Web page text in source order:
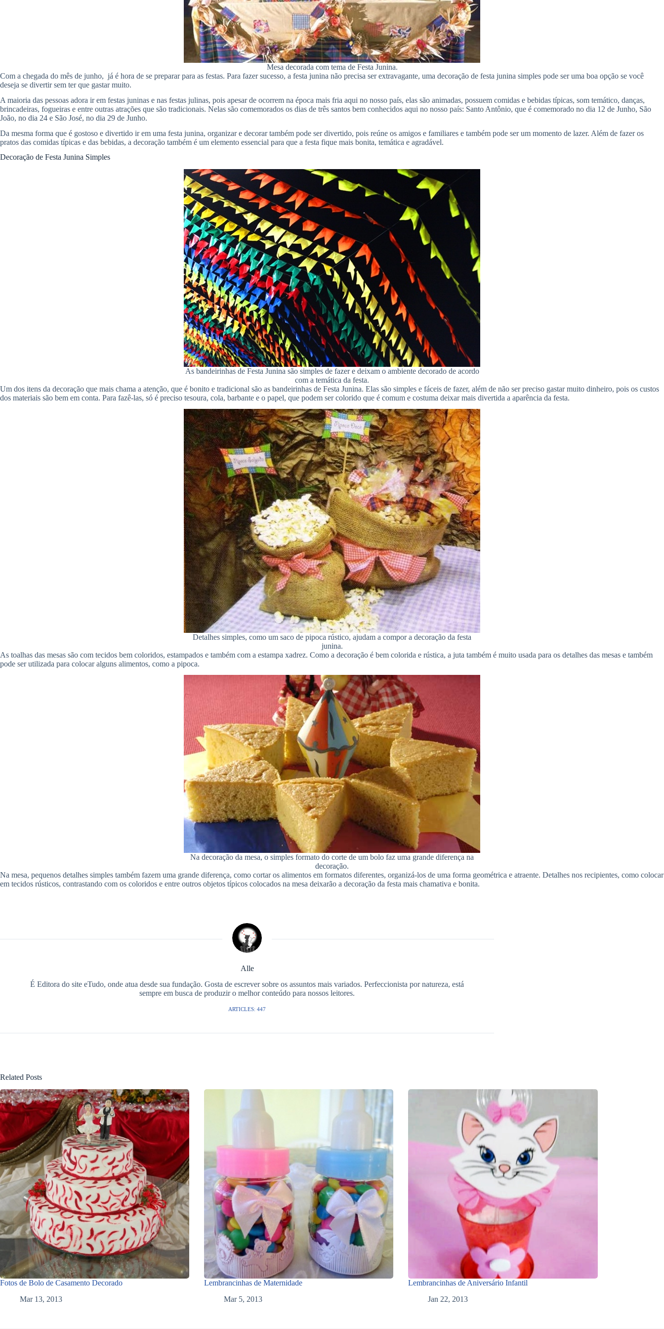
Mesa decorada com tema de Festa Junina.
Com a chegada do mês de junho, já é hora de se preparar para as festas. Para fazer sucesso, a festa junina não precisa ser extravagante, uma decoração de festa junina simples pode ser uma boa opção se você
deseja se divertir sem ter que gastar muito.
A maioria das pessoas adora ir em festas juninas e nas festas julinas, pois apesar de ocorrem na época mais fria aqui no nosso país, elas são animadas, possuem comidas e bebidas típicas, som temático, danças,
brincadeiras, fogueiras e entre outras atrações que são tradicionais. Nelas são comemorados os dias de três santos bem conhecidos aqui no nosso país: Santo Antônio, que é comemorado no dia 12 de Junho, São
João, no dia 24 e São José, no dia 29 de Junho.
Da mesma forma que é gostoso e divertido ir em uma festa junina, organizar e decorar também pode ser divertido, pois reúne os amigos e familiares e também pode ser um momento de lazer. Além de fazer os
pratos das comidas típicas e das bebidas, a decoração também é um elemento essencial para que a festa fique mais bonita, temática e agradável.
Decoração de Festa Junina Simples
As bandeirinhas de Festa Junina são simples de fazer e deixam o ambiente decorado de acordo
com a temática da festa.
Um dos itens da decoração que mais chama a atenção, que é bonito e tradicional são as bandeirinhas de Festa Junina. Elas são simples e fáceis de fazer, além de não ser preciso gastar muito dinheiro, pois os custos
dos materiais são bem em conta. Para fazê-las, só é preciso tesoura, cola, barbante e o papel, que podem ser colorido que é comum e costuma deixar mais divertida a aparência da festa.
Detalhes simples, como um saco de pipoca rústico, ajudam a compor a decoração da festa
junina.
As toalhas das mesas são com tecidos bem coloridos, estampados e também com a estampa xadrez. Como a decoração é bem colorida e rústica, a juta também é muito usada para os detalhes das mesas e também
pode ser utilizada para colocar alguns alimentos, como a pipoca.
Na decoração da mesa, o simples formato do corte de um bolo faz uma grande diferença na
decoração.
Na mesa, pequenos detalhes simples também fazem uma grande diferença, como cortar os alimentos em formatos diferentes, organizá-los de uma forma geométrica e atraente. Detalhes nos recipientes, como colocar
em tecidos rústicos, contrastando com os coloridos e entre outros objetos típicos colocados na mesa deixarão a decoração da festa mais chamativa e bonita.
Alle
É Editora do site eTudo, onde atua desde sua fundação. Gosta de escrever sobre os assuntos mais variados. Perfeccionista por natureza, está
sempre em busca de produzir o melhor conteúdo para nossos leitores.
ARTICLES: 447
Related Posts
Fotos de Bolo de Casamento Decorado
Mar 13, 2013
Lembrancinhas de Maternidade
Mar 5, 2013
Lembrancinhas de Aniversário Infantil
Jan 22, 2013